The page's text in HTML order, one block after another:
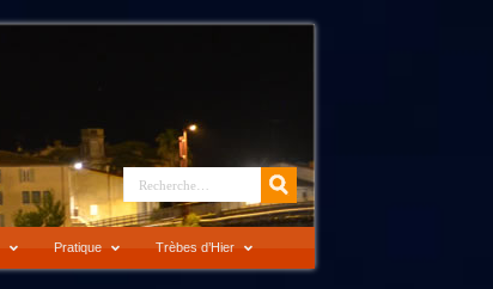
Pratique Trèbes d’Hier